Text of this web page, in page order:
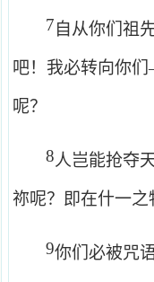
7 自从你们祖
吧！我必转向你
呢？
8人岂能抢夺
祢呢？即在什一
9你们必被咒